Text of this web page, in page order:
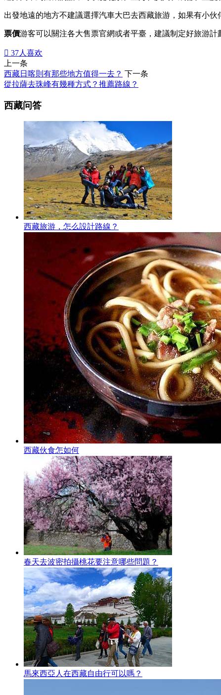
出發地遠的地方不建議選擇汽車大巴去西藏旅游，如果有小
票價游客可以關注各大售票官網或者平臺，建議制定好旅游
 37人喜欢
上一条
西藏日喀則有那些地方值得一去？ 下一条
從拉薩去珠峰有幾種方式？推薦路線？
西藏问答
西藏旅游，怎么設計路線？
西藏伙食怎如何
春天去波密拍攝桃花要注意哪些問題？
馬來西亞人在西藏自由行可以嗎？